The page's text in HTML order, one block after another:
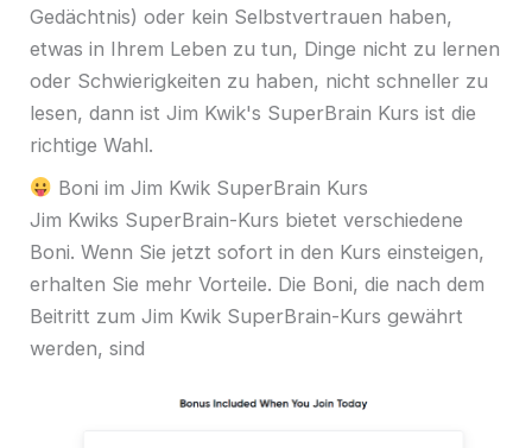
Gedächtnis) oder kein Selbstvertrauen haben,
etwas in Ihrem Leben zu tun, Dinge nicht zu lernen
oder Schwierigkeiten zu haben, nicht schneller zu
lesen, dann ist Jim Kwik's SuperBrain Kurs ist die
richtige Wahl.
Boni im Jim Kwik SuperBrain Kurs
Jim Kwiks SuperBrain-Kurs bietet verschiedene
Boni. Wenn Sie jetzt sofort in den Kurs einsteigen,
erhalten Sie mehr Vorteile. Die Boni, die nach dem
Beitritt zum Jim Kwik SuperBrain-Kurs gewährt
werden, sind